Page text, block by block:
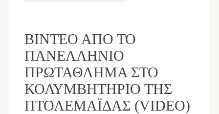
ΒΊΝΤΕΟ ΑΠΌ ΤΟ
ΠΑΝΕΛΛΉΝΙΟ
ΠΡΩΤΆΘΛΗΜΑ ΣΤΟ
ΚΟΛΥΜΒΗΤΉΡΙΟ ΤΗΣ
ΠΤΟΛΕΜΑΪ́ΔΑΣ (VIDEO)